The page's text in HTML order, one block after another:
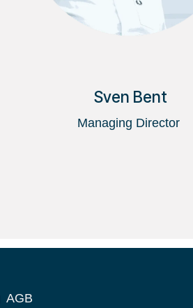
Sven Bent
Managing Director
AGB